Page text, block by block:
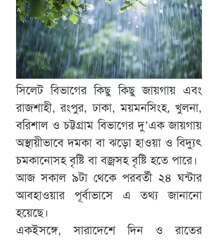
সিলেট বিভাগের কিছু কিছু জায়গায় এবং
রাজশাহী, রংপুর, ঢাকা, ময়মনসিংহ, খুলনা,
বরিশাল ও চট্টগ্রাম বিভাগের দু’এক জায়গায়
অস্থায়ীভাবে দমকা বা ঝড়ো হাওয়া ও বিদ্যুৎ
চমকানোসহ বৃষ্টি বা বজ্রসহ বৃষ্টি হতে পারে।
আজ সকাল ৯টা থেকে পরবর্তী ২৪ ঘন্টার
আবহাওয়ার পূর্বাভাসে এ তথ্য জানানো
হয়েছে।
একইসঙ্গে, সারাদেশে দিন ও রাতের